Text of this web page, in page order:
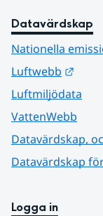
Datavärdskap
Nationella
Luftwebb
Luftmiljödata
VattenWebb
Datavärdskap,
Datavärdskap
Logga in